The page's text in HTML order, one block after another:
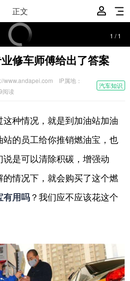
正文
1 /5
修车师傅给出了答案
汽车知识
www.andapei.com
IP属地：
阅读
种情况，就是到加油站加油
的员工给你推销燃油宝，也
是可以清除积碳，增强动
情况下，就会购买了这个燃
有用吗 ？我们应不应该花这个